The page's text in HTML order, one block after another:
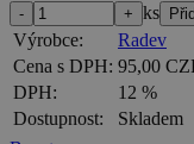
ks
Výrobce:
Radev
Cena s DPH: 95,00
DPH:
12 %
Dostupnost:
Skladem